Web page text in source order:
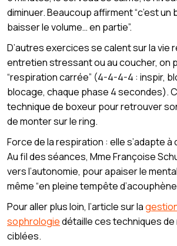
diminuer. Beaucoup affirment “c’est
baisser le volume… en partie”.
D’autres exercices se calent sur la vie
entretien stressant ou au coucher, on
“respiration carrée” (4-4-4-4 : inspir,
blocage, chaque phase 4 secondes).
technique de boxeur pour retrouver
de monter sur le ring.
Force de la respiration : elle s’adapte à
Au fil des séances, Mme Françoise
vers l’autonomie, pour apaiser le
même “en pleine tempête
Pour aller plus loin, l’article sur la
sophrologiedétaille ces techniques
ciblées.